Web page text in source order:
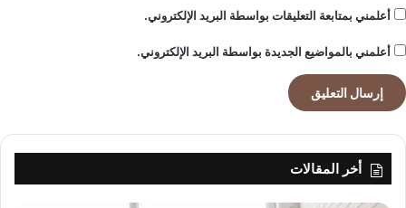
أعلمني بمتابعة التعليقات بواسطة البريد الإلكتروني.
أعلمني بالمواضيع الجديدة بواسطة البريد الإلكتروني.
أخر المقالات